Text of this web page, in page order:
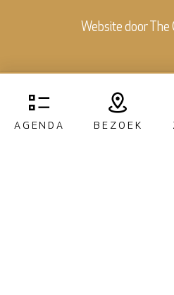
AGENDA BEZOEK
Website door The